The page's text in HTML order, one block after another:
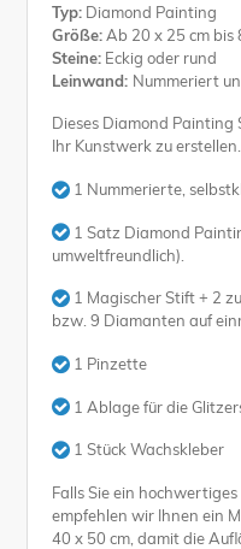
Typ: Diamond Painting
Größe:Ab 20 x 25 cm bis
Steine: Eckig oder rund
Leinwand: Nummeriert
Dieses Diamond
Ihr Kunstwerk zu erstellen.
1 Nummerierte,
1 Satz Diamond
umweltfreundlich).
1 Magischer Stift + 2
bzw. 9 Diamanten auf
1 Pinzette
1 Ablage für die
1 Stück Wachskleber
Falls Sie ein
empfehlen wir Ihnen ein
40 x 50 cm, damit die